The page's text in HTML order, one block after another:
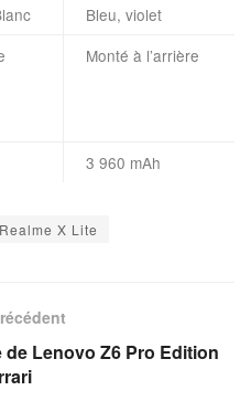
Bleu, violet
Monté à l’arrière
3 960 mAh
Realme X Lite
de Lenovo Z6 Pro Edition